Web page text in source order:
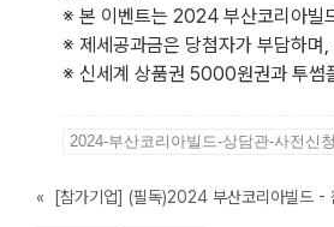
※ 본 이벤트는 2024 부산코리아빌
※ 제세공과금은 당첨자가 부담하며
※ 신세계 상품권 5000원권과 투썸
2024-부산코리아빌드-상담관-사전신
« [참가기업] (필독)2024 부산코리아빌드 -